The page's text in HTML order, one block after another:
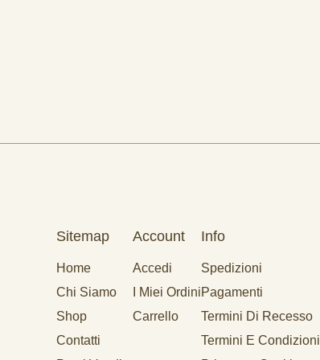
Sitemap
Home
Chi Siamo
Shop
Contatti
Account
Accedi
I Miei Ordini
Carrello
Info
Spedizioni
Pagamenti
Termini Di Recesso
Termini E Condizioni